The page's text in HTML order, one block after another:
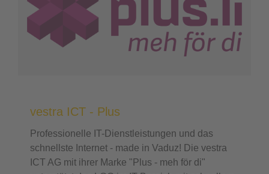
vestra ICT - Plus
Professionelle IT-Dienstleistungen und das
schnellste Internet - made in Vaduz! Die vestra
ICT AG mit ihrer Marke "Plus - meh för di"